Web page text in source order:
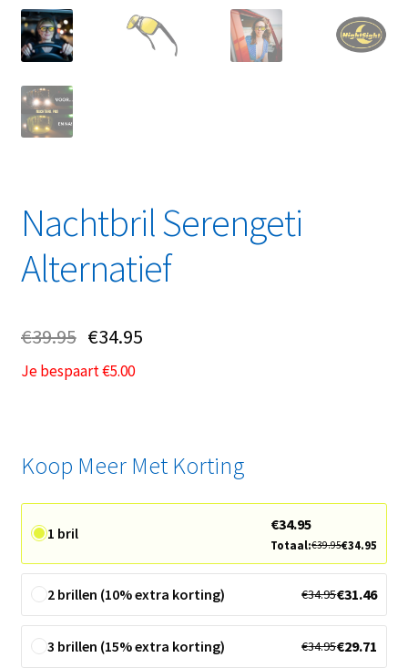
Privacybeleid
Retourbeleid
Videos
Nachtbril Serengeti
Alternatief
€39.95 €34.95
Je bespaart€5.00
Koop Meer Met Korting
1 bril €34.95
Totaal:€39.95€34.95
2 brillen (10% extra korting) €34.95€31.46
3 brillen (15% extra korting) €34.95€29.71